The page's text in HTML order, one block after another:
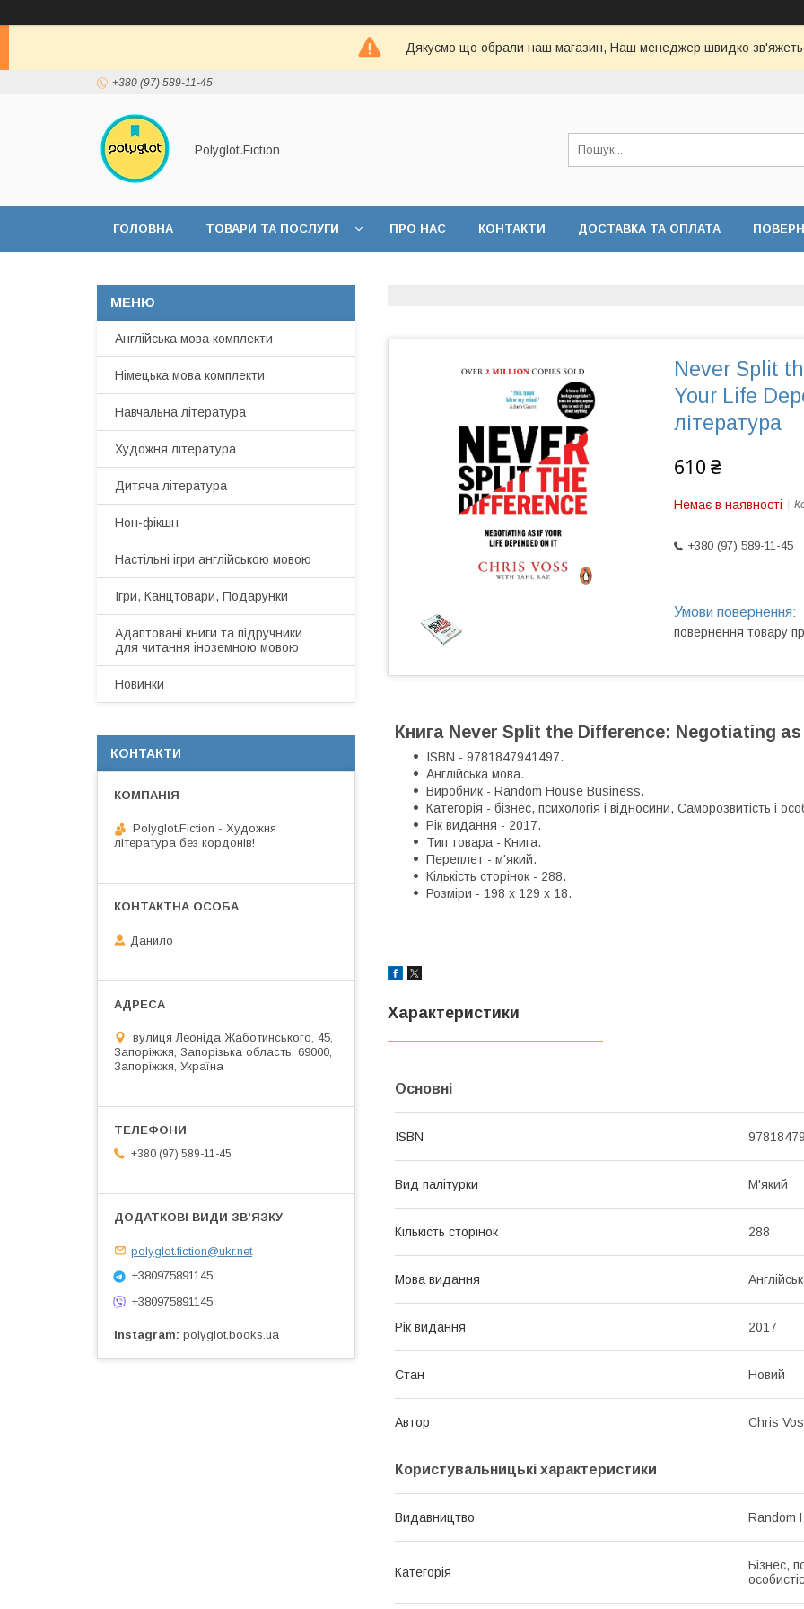
Дякуємо що обрали наш магазин, Наш менеджер швидко
+380 (97) 589-11-45
Polyglot.Fiction
ГОЛОВНА ТОВАРИ ТА ПОСЛУГИ ПРО НАС КОНТАКТИ ДОСТАВКА ТА ОПЛАТА
Never Split
Your Life
література
610 ₴
Немає в наявності
+380 (97) 589-11-45
повернення товару
Книга Never Split the Difference: Negotiating
ISBN - 9781847941497.
Англійська мова.
Виробник - Random House Business.
Категорія - бізнес, психологія і відносини, Саморозвитість і
Рік видання - 2017.
Тип товара - Книга.
Переплет - м'який.
Кількість сторінок - 288.
Розміри - 198 x 129 x 18.
Характеристики
Основні
ISBN
Вид палітурки М'який
Кількість сторінок 288
Мова видання
Рік видання 2017
Стан Новий
Автор Chris
Користувальницькі характеристики
Видавництво Random
Категорія
Бізнес,
Англійська мова комплекти
Німецька мова комплекти
Навчальна література
Художня література
Дитяча література
Нон-фікшн
Настільні ігри англійською мовою
Ігри, Канцтовари, Подарунки
Адаптовані книги та підручники
для читання іноземною мовою
Новинки
КОНТАКТИ
Polyglot.Fiction - Художня
література без кордонів!
Данило
вулиця Леоніда Жаботинського, 45,
Запоріжжя, Запорізька область, 69000,
Запоріжжя, Україна
+380 (97) 589-11-45
polyglot.fiction@ukr.net
+380975891145
+380975891145
Instagram polyglot.books.ua